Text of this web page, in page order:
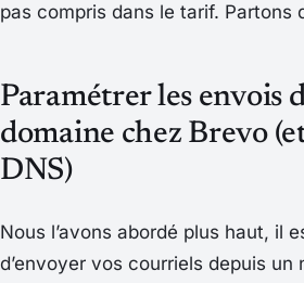
pas compris dans le tarif. Partons
Paramétrer les envois
domaine chez Brevo
DNS)
Nous l’avons abordé plus haut, il
d’envoyer vos courriels depuis un